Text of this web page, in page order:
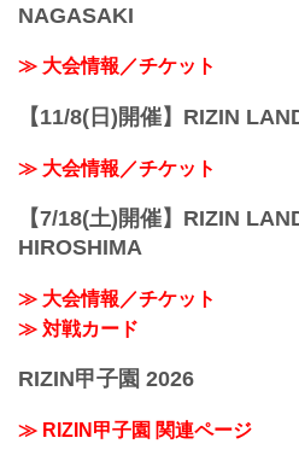
NAGASAKI
≫ 大会情報／チケット
【11/8(日)開催】RIZIN
≫ 大会情報／チケット
【7/18(土)開催】RIZIN
HIROSHIMA
≫ 大会情報／チケット
≫ 対戦カード
RIZIN甲子園 2026
≫ RIZIN甲子園 関連ページ